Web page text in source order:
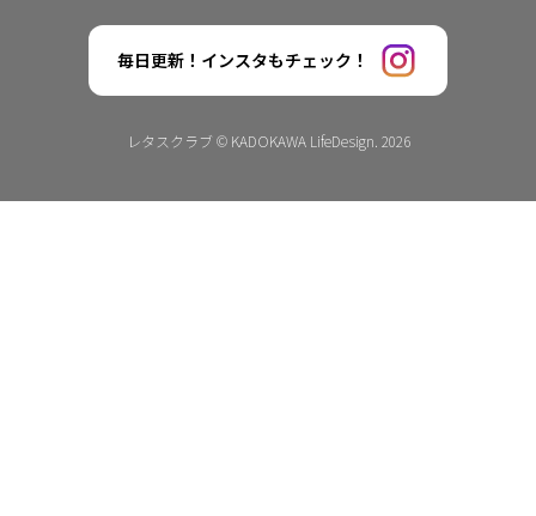
毎日更新！インスタもチェック！
レタスクラブ © KADOKAWA LifeDesign. 2026